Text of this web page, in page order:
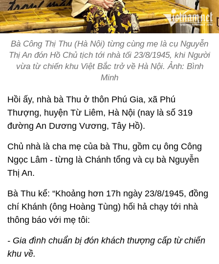
Bà Công Thị Thu (Hà Nội) từng cùng mẹ là cụ Nguyễn
Thị An đón Hồ Chủ tịch tới nhà tối 23/8/1945, khi Người
vừa từ chiến khu Việt Bắc trở về Hà Nội. Ảnh: Bình
Minh
Hồi ấy, nhà bà Thu ở thôn Phú Gia, xã Phú
Thượng, huyện Từ Liêm, Hà Nội (nay là số 319
đường An Dương Vương, Tây Hồ).
Chủ nhà là cha mẹ của bà Thu, gồm cụ ông Công
Ngọc Lâm - từng là Chánh tổng và cụ bà Nguyễn
Thị An.
Bà Thu kể: “Khoảng hơn 17h ngày 23/8/1945, đồng
chí Khánh (ông Hoàng Tùng) hối hả chạy tới nhà
thông báo với mẹ tôi:
- Gia đình chuẩn bị đón khách thượng cấp từ chiến
khu về.